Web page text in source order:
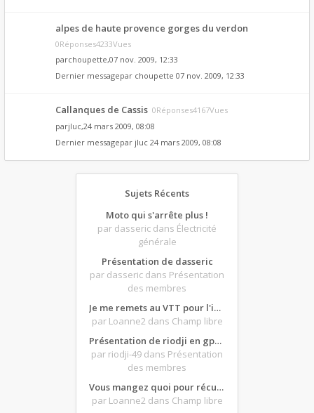
alpes de haute provence gorges du verdon
0Réponses4233Vues
parchoupette,07 nov. 2009, 12:33
Dernier messagepar choupette 07 nov. 2009, 12:33
Callanques de Cassis 0Réponses4167Vues
parjluc,24 mars 2009, 08:08
Dernier messagepar jluc 24 mars 2009, 08:08
Sujets Récents
Moto qui s'arrête plus !
par dasseric dans Électricité
générale
Présentation de dasseric
par dasseric dans Présentation
des membres
Je me remets au VTT pour l'intersaison, version électrique
par Loanne2 dans Champ libre
Présentation de riodji en gpz500
par riodji-49 dans Présentation
des membres
Vous mangez quoi pour récupérer après une grosse journée de moto ?
par Loanne2 dans Champ libre